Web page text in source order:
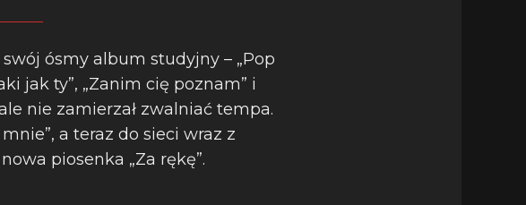
ósmy album studyjny – „Pop
jak ty”, „Zanim cię poznam” i
nie zamierzał zwalniać tempa.
a teraz do sieci wraz z
piosenka „Za rękę”.